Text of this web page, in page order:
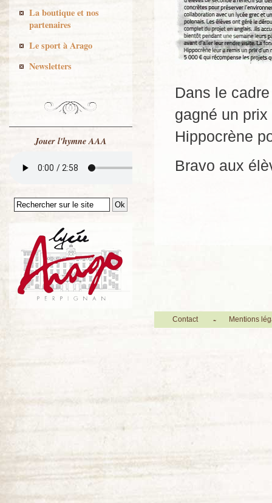
Dans le
gagné un
Hippocrène
Bravo aux
La boutique et nos
partenaires
Le sport à Arago
Newsletters
Jouer l'hymne AAA
Contact Mentions